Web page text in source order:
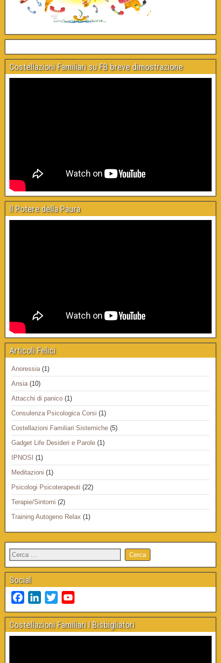
Costellazioni Familiari su FB breve dimostrazione
Il Potere della Paura
Articoli Felici
Anoressia(1)
Ansia(10)
Attacchi di panico (1)
Consulenza Psicologica Corsi (1)
Costellazioni Familiari Sistemiche (5)
Gadget Life Desideri e Parole (1)
IPNOSI (1)
Meditazioni (1)
Psicologi Psicoterapeuti (22)
Terapie/Sintomi (2)
Training Autogeno Relax (1)
Social
a
c
e
i
n
k
w
i
t
o
u
T
Costellazioni Familiari I Bisbigliatori